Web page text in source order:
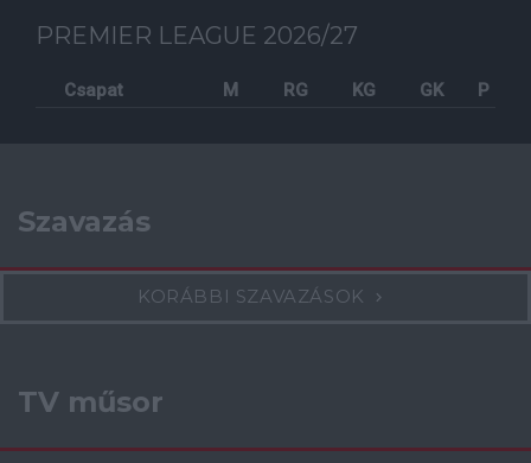
PREMIER LEAGUE 2026/27
Csapat M RG KG GK P
Szavazás
KORÁBBI SZAVAZÁSOK
TV műsor